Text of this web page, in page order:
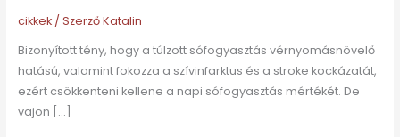
cikkek/ SzerzőKatalin
Bizonyított tény, hogy a túlzott sófogyasztás vérnyomásnövelő
hatású, valamint fokozza a szívinfarktus és a stroke kockázatát,
ezért csökkenteni kellene a napi sófogyasztás mértékét. De
vajon […]